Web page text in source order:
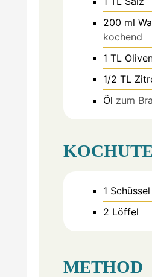
200 ml
kochend
1 TL
1/2 TL
Öl zum
1 Schüssel
2 Löffel
METHOD